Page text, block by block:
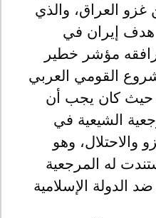
العراق، والذي
إيران في
رافقه مؤشر خطير
القومي العربي
حيث كان يجب أن
الشيعية في
والاحتلال، وهو
له المرجعية
الدولة الإسلامية